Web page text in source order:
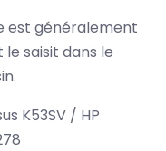
est généralement
saisit dans le
K53SV / HP